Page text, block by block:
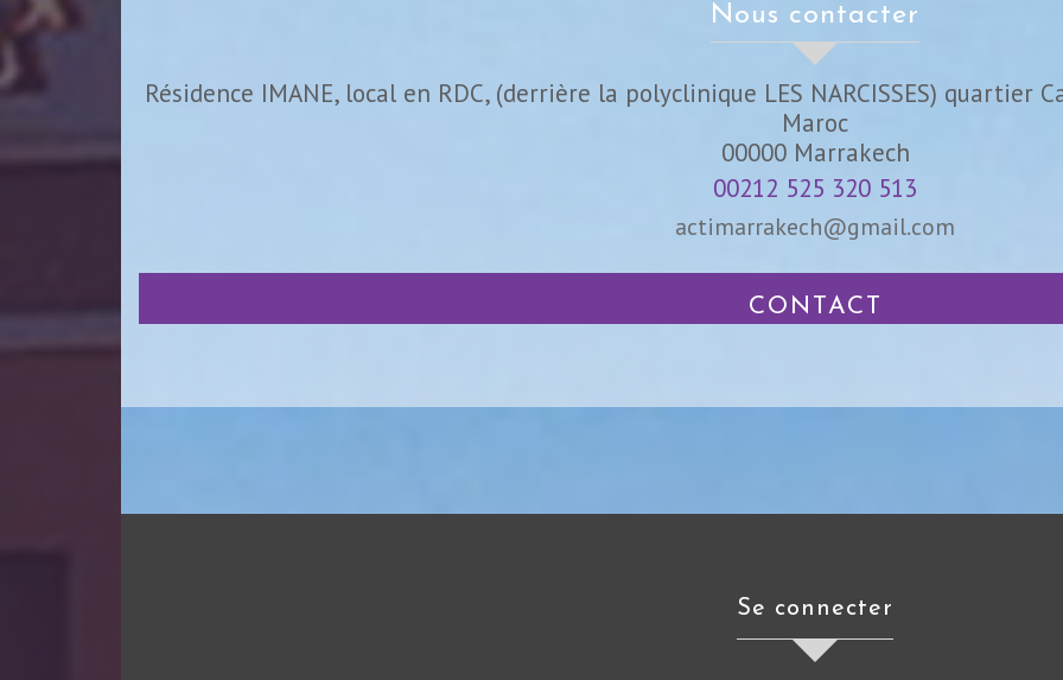
nous contacter
Résidence IMANE, local en RDC, (derrière la polyclinique LES NARCISSES) quartier
Maroc
00000 Marrakech
00212 525 320 513
actimarrakech@gmail.com
CONTACT
se connecter